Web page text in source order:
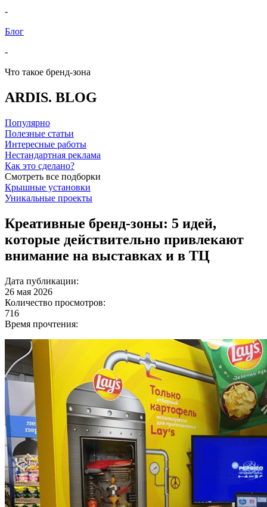
-
Блог
-
Что такое бренд-зона
ARDIS. BLOG
Популярно
Полезные статьи
Интересные работы
Нестандартная реклама
Как это сделано?
Смотреть все подборки
Крышные установки
Уникальные проекты
Креативные бренд-зоны: 5 идей,
которые действительно привлекают
внимание на выставках и в ТЦ
Дата публикации:
26 мая 2026
Количество просмотров:
716
Время прочтения: